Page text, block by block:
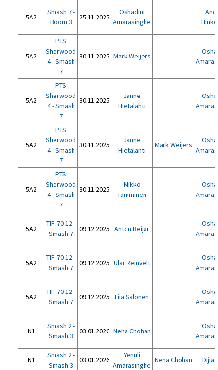
5A2
Smash 7 -
Boom 3
25.11.2025
Oshadini
Amarasinghe
5A2
PTS
Sherwood
4 - Smash
7
30.11.2025 Mark Weijers
5A2
PTS
Sherwood
4 - Smash
7
30.11.2025
Janne
Hietalahti
5A2
PTS
Sherwood
4 - Smash
7
30.11.2025
Janne
Hietalahti
Mark Weijers
5A2
PTS
Sherwood
4 - Smash
7
30.11.2025
Mikko
Tamminen
5A2
TIP-70 12 -
Smash 7
09.12.2025 Anton Beijar
5A2
TIP-70 12 -
Smash 7
09.12.2025 Ular Reinvelt
5A2
TIP-70 12 -
Smash 7
09.12.2025 Liia Salonen
N1
Smash 2 -
Smash 3
03.01.2026 Neha Chohan
N1
Smash 2 -
Smash 3
03.01.2026
Yenuli
Amarasinghe
Neha Chohan Dijia